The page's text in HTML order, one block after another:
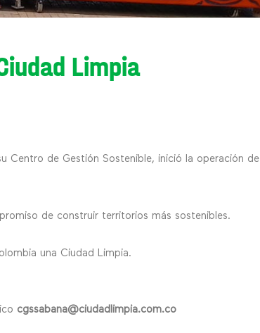
Limpia
Centro de Gestión Sostenible, inició la operación de
de construir territorios más sostenibles.
una Ciudad Limpia.
cgssabana@ciudadlimpia.com.co